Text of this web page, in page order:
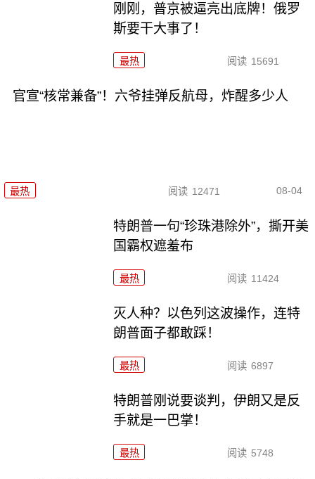
刚刚，普京被逼亮出底牌！俄罗
斯要干大事了！
最热 阅读 15691
官宣“核常兼备”！六爷挂弹反航母，炸醒多少人
最热 阅读 12471 08-04
特朗普一句“珍珠港除外”，撕开美
国霸权遮羞布
最热 阅读 11424
灭人种？以色列这波操作，连特
朗普面子都敢踩！
最热 阅读 6897
特朗普刚说要谈判，伊朗又是反
手就是一巴掌！
最热 阅读 5748